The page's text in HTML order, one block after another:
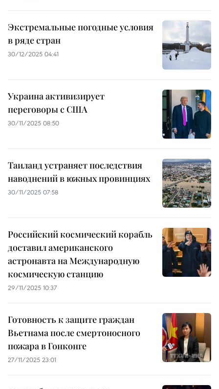
Экстремальные погодные условия
в ряде стран
30/12/2025 04:41
Украина активизирует
переговоры с США
30/11/2025 08:50
Таиланд устраняет последствия
наводнений в южных провинциях
30/11/2025 07:58
Российский космический корабль
доставил американского
астронавта на Международную
космическую станцию
29/11/2025 10:37
Готовность к защите граждан
Вьетнама после смертоносного
пожара в Гонконге
27/11/2025 23:01